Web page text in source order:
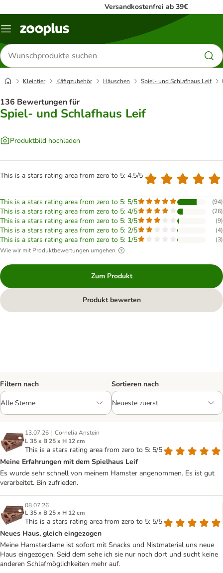
Versandkostenfrei ab 39€
Menü
Produkte
suchen
Kleintier Käfigzubehör Häuschen Spiel- und Schlafhaus Leif
136 Bewertungen für
Spiel- und Schlafhaus Leif
Produktbild hochladen
This is a stars rating area from zero to 5: 4.5/5
This is a stars rating area from zero to 5: 5/5 (94)
This is a stars rating area from zero to 5: 4/5 (26)
This is a stars rating area from zero to 5: 3/5 (9)
This is a stars rating area from zero to 5: 2/5 (4)
This is a stars rating area from zero to 5: 1/5 (3)
Wie wir mit Produktbewertungen umgehen
Zum Produkt
Produkt bewerten
Filtern nach Sortieren nach
13.07.26 | Cornelia Anstein
L 35 x B 25 x H 12 cm
This is a stars rating area from zero to 5: 5/5
Meine Erfahrungen mit dem Spielhaus Leif
Es wurde sehr schnell von meinem Hamster angenommen. Es ist gut
verarbeitet. Bin zufrieden.
08.07.26
L 35 x B 25 x H 12 cm
This is a stars rating area from zero to 5: 5/5
Neues Haus, gleich eingezogen
Meine Hamsterdame ist sofort mit Snacks und Nistmaterial uns neue
Haus eingezogen. Seid dem sehe ich sie nur noch dort und sucht keine
anderen Schlafmöglichkeiten mehr auf.